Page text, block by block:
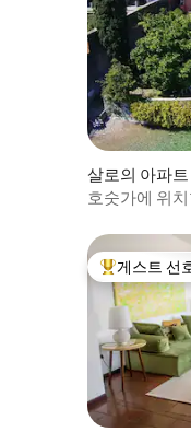
살로의 아파트
호숫가에 위
상위 게스트
게스트 선